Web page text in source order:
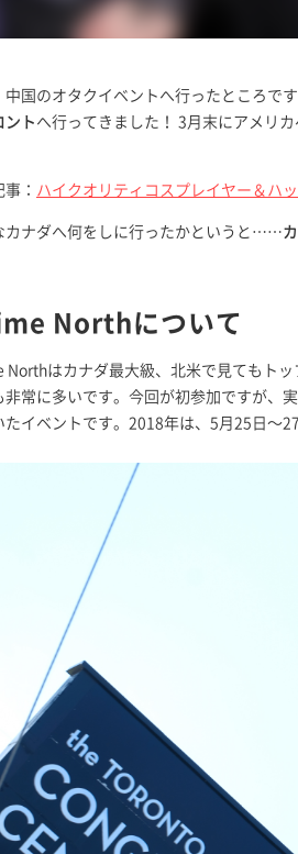
中国のオタクイベントへ行ったところ
ント へ行ってきました！ 3月末にアメリ
： ハイクオリティコスプレイヤー＆ハ
カナダへ何をしに行ったかというと……
Northについて
Northはカナダ最大級、北米で見てもト
非常に多いです。今回が初参加ですが、
たイベントです。2018年は、5月25日〜